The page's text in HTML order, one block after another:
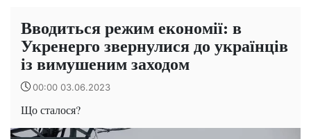
Вводиться режим економії: в
Укренерго звернулися до українців
із вимушеним заходом
00:00 03.06.2023
Що сталося?